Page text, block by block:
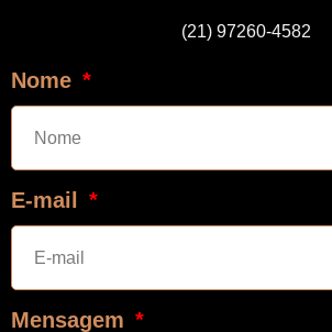
(21) 97260-4582
Nome
E-mail
Mensagem